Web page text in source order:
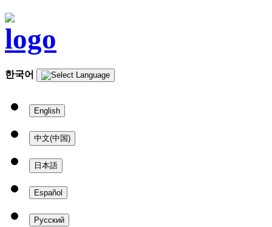
한국어
English
中文(中国)
日本語
Español
Русский